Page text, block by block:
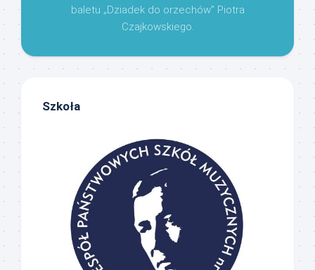
baletu „Dziadek do orzechów” Piotra
Czajkowskiego.
Szkoła